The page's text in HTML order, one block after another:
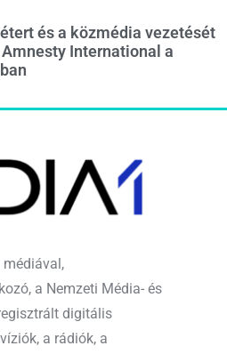
és a közmédia vezetését
International a
médiával,
a Nemzeti Média- és
digitális
a rádiók, a